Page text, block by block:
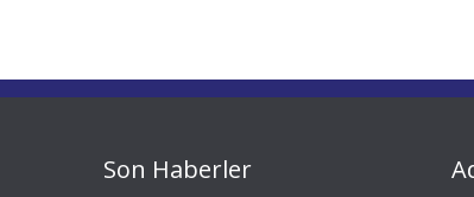
Son Haberler